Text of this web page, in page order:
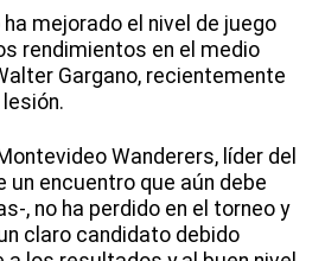
ha mejorado el nivel de juego
rendimientos en el medio
Gargano, recientemente
Wanderers, líder del
encuentro que aún debe
, no ha perdido en el torneo y
claro candidato debido